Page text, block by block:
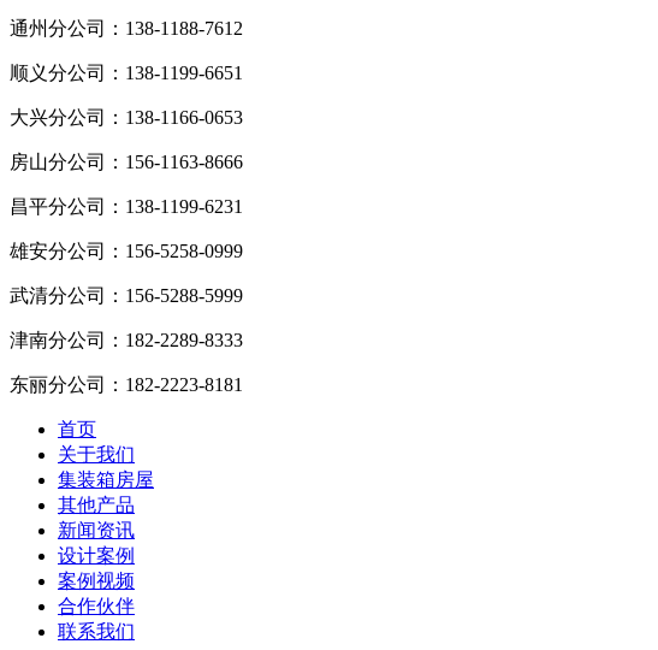
通州分公司： 138-1188-7612
顺义分公司： 138-1199-6651
大兴分公司： 138-1166-0653
房山分公司： 156-1163-8666
昌平分公司： 138-1199-6231
雄安分公司： 156-5258-0999
武清分公司： 156-5288-5999
津南分公司： 182-2289-8333
东丽分公司： 182-2223-8181
首页
关于我们
集装箱房屋
其他产品
新闻资讯
设计案例
案例视频
合作伙伴
联系我们